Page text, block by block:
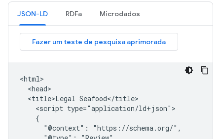
JSON-LD RDFa Microdados
<html>
  <head>
  <title>Legal Seafood</title>
    <script type="application/ld+json">
    {
      "@context": "https://schema.org/",